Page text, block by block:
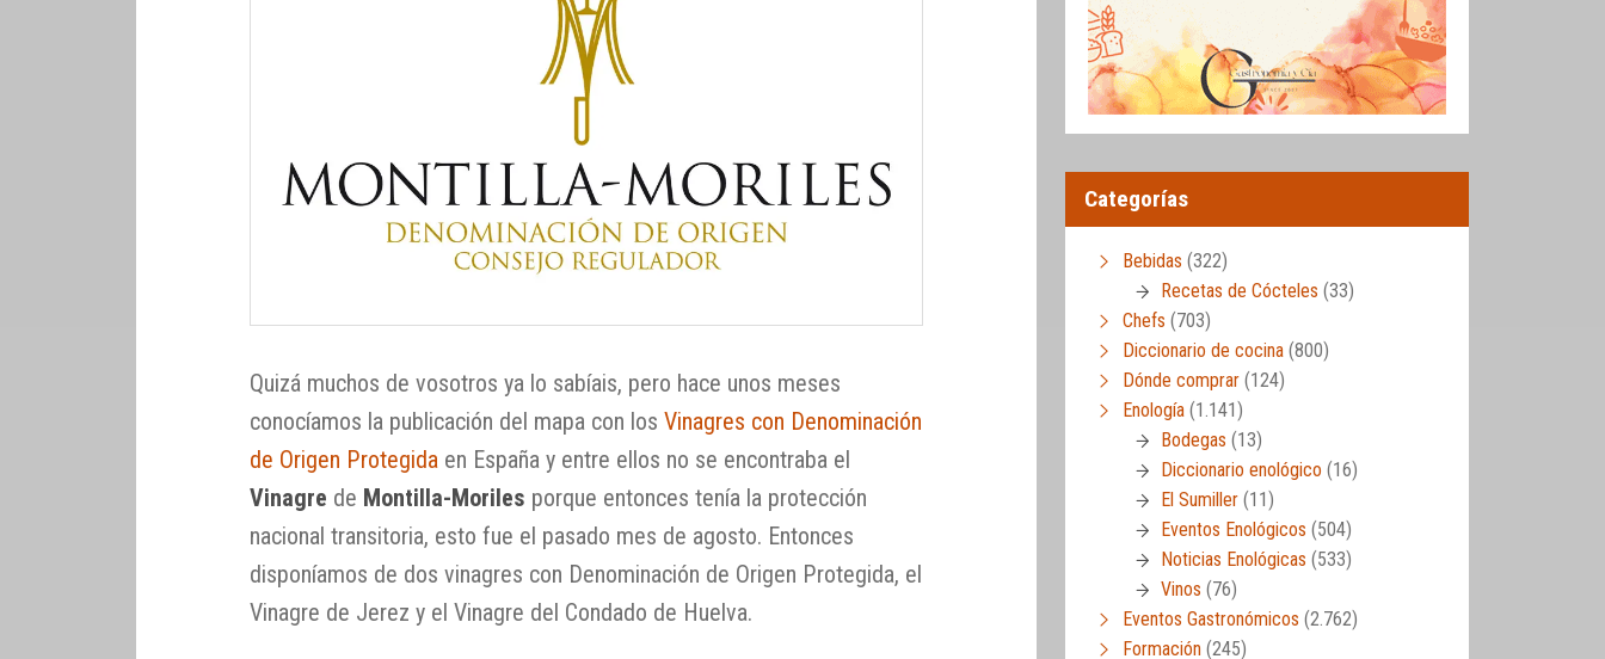
Quizá muchos de vosotros ya lo sabíais, pero hace unos meses
conocíamos la publicación del mapa con losVinagres con Denominación
de Origen Protegida en España y entre ellos no se encontraba el
Vinagre de Montilla-Moriles porque entonces tenía la protección
nacional transitoria, esto fue el pasado mes de agosto. Entonces
disponíamos de dos vinagres con Denominación de Origen Protegida, el
Vinagre de Jerez y el Vinagre del Condado de Huelva.
Categorías
Bebidas (322)
Recetas de Cócteles (33)
Chefs (703)
Diccionario de cocina (800)
Dónde comprar (124)
Enología (1.141)
Bodegas (13)
Diccionario enológico (16)
El Sumiller (11)
Eventos Enológicos (504)
Noticias Enológicas (533)
Vinos (76)
Eventos Gastronómicos (2.762)
Formación (245)